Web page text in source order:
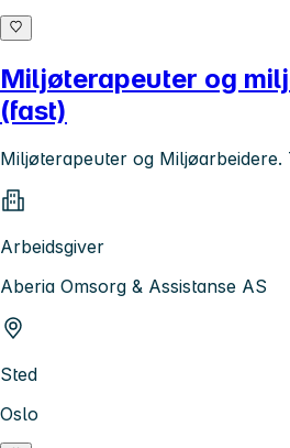
Miljøterapeuter og
(fast)
Miljøterapeuter og
Arbeidsgiver
Aberia Omsorg & Assistanse AS
Sted
Oslo